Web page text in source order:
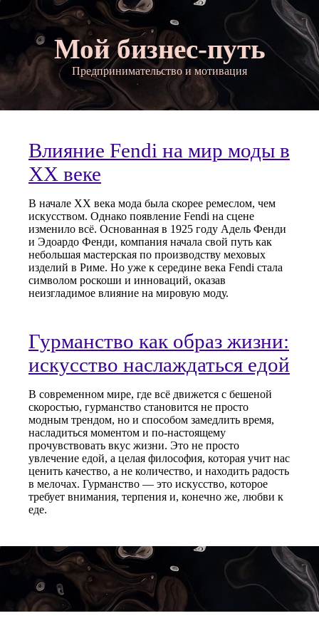
Мой бизнес-путь
Предпринимательство и мотивация
Влияние Fendi на мир моды в
XX веке
В начале XX века мода была скорее ремеслом, чем
искусством. Однако появление Fendi на сцене
изменило всё. Основанная в 1925 году Адель Фенди
и Эдоардо Фенди, компания начала свой путь как
небольшая мастерская по производству меховых
изделий в Риме. Но уже к середине века Fendi стала
символом роскоши и инноваций, оказав
неизгладимое влияние на мировую моду.
Гурманство как образ жизни:
искусство наслаждаться едой
В современном мире, где всё движется с бешеной
скоростью, гурманство становится не просто
модным трендом, но и способом замедлить время,
насладиться моментом и по-настоящему
прочувствовать вкус жизни. Это не просто
увлечение едой, а целая философия, которая учит нас
ценить качество, а не количество, и находить радость
в мелочах. Гурманство — это искусство, которое
требует внимания, терпения и, конечно же, любви к
еде.